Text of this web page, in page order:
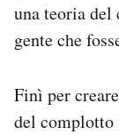
una teoria
gente che
Finì per
del complotto